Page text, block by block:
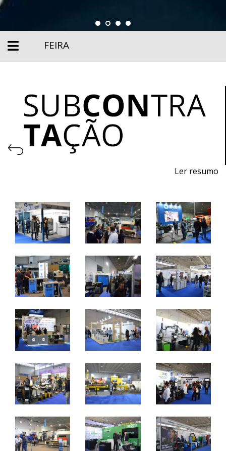
FEIRA
Ler resumo
De 7 a 9 de novembro de 2024 - EXPOSALÃO, Batalha
De quinta a sábado, 10h às 19h